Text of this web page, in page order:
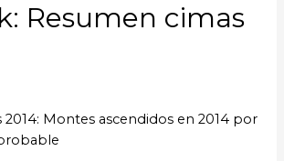
Resumen cimas
2014: Montes ascendidos en 2014 por